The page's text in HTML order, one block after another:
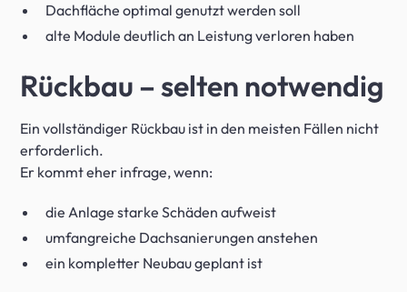
Dachfläche optimal genutzt werden soll
alte Module deutlich an Leistung verloren haben
Rückbau – selten notwendig
Ein vollständiger Rückbau ist in den meisten Fällen nicht
erforderlich.
Er kommt eher infrage, wenn:
die Anlage starke Schäden aufweist
umfangreiche Dachsanierungen anstehen
ein kompletter Neubau geplant ist